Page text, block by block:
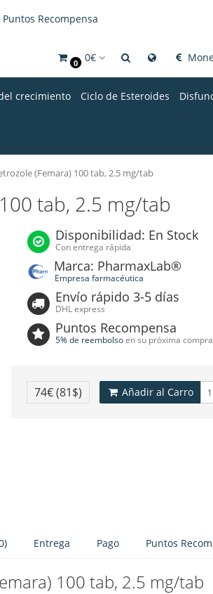
Puntos Recompensa
0 0€
crecimiento Ciclo de Esteroides
(Femara) 100 tab, 2.5 mg/tab
tab, 2.5 mg/tab
Disponibilidad: En Stock
Con entrega rápida
Marca: PharmaxLab®
Empresa farmacéutica
Envío rápido 3-5 días
DHL express
Puntos Recompensa
5% de reembolsoen su próxima compra
74€(81$) Añadir al Carro
Entrega Pago Puntos
100 tab, 2.5 mg/tab